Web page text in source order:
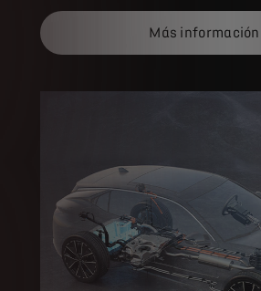
Más información